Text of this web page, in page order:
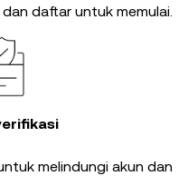
daftar untuk memulai.
melindungi akun dan